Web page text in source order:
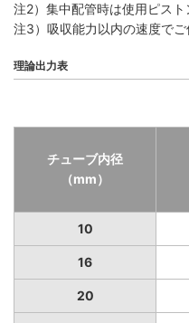
注2）集中配管時は使用ピス
注3）吸収能力以内の速度でご
理論出力表
チューブ内径
（mm）
10
16
20